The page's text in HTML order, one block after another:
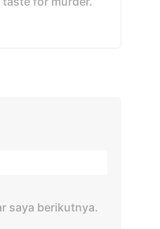
saya berikutnya.